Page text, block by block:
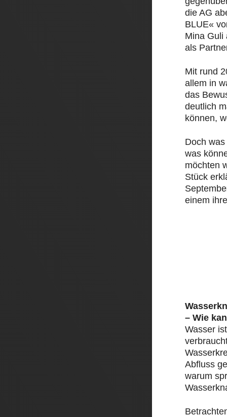
die AG
BLUE«
Mina Guli
als
Mit rund
allem in
das
deutlich
können,
Doch
was
möchten
Stück
einem
– Wie
Wasser
Abfluss
warum